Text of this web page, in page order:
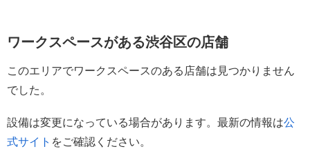
ワークスペースがある渋谷区の店舗
このエリアでワークスペースのある店舗は見つかりません
でした。
設備は変更になっている場合があります。最新の情報は公
式サイト をご確認ください。